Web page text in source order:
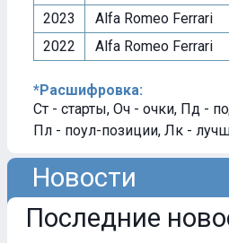
2023
Alfa Romeo Ferrari
2022
Alfa Romeo Ferrari
*Расшифровка:
Ст - старты, Оч - очки, Пд -
Пл - поул-позиции, Лк -
Новости
Последние